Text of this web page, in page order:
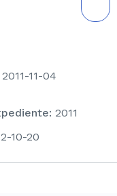
2011-11-04
: 2011
10-20